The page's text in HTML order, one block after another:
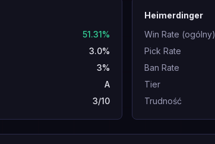
51.31%
3.0%
3%
A
3/10
Heimerdinger
Win Rate (ogólny)
Pick Rate
Ban Rate
Tier
Trudność